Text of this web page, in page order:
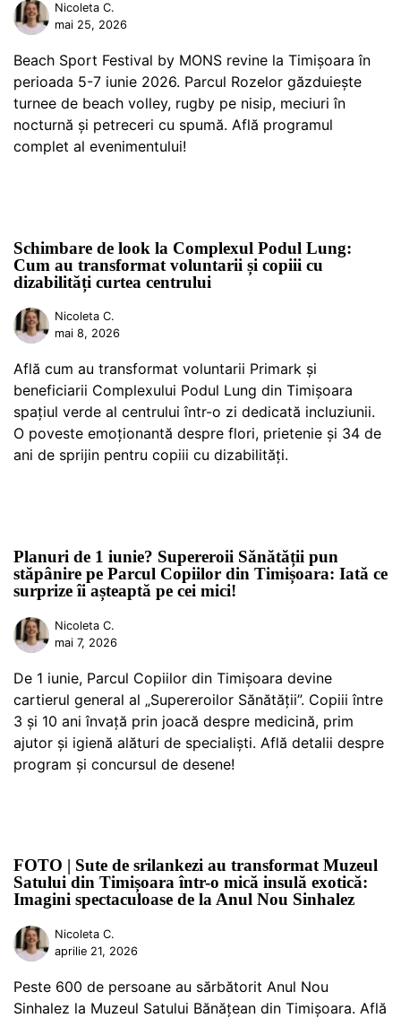
Nicoleta C.
mai 25, 2026
Beach Sport Festival by MONS revine la Timișoara în
perioada 5-7 iunie 2026. Parcul Rozelor găzduiește
turnee de beach volley, rugby pe nisip, meciuri în
nocturnă și petreceri cu spumă. Află programul
complet al evenimentului!
Schimbare de look la Complexul Podul Lung:
Cum au transformat voluntarii și copiii cu
dizabilități curtea centrului
Nicoleta C.
mai 8, 2026
Află cum au transformat voluntarii Primark și
beneficiarii Complexului Podul Lung din Timișoara
spațiul verde al centrului într-o zi dedicată incluziunii.
O poveste emoționantă despre flori, prietenie și 34 de
ani de sprijin pentru copiii cu dizabilități.
Planuri de 1 iunie? Supereroii Sănătății pun
stăpânire pe Parcul Copiilor din Timișoara: Iată ce
surprize îi așteaptă pe cei mici!
Nicoleta C.
mai 7, 2026
De 1 iunie, Parcul Copiilor din Timișoara devine
cartierul general al „Supereroilor Sănătății”. Copiii între
3 și 10 ani învață prin joacă despre medicină, prim
ajutor și igienă alături de specialiști. Află detalii despre
program și concursul de desene!
FOTO | Sute de srilankezi au transformat Muzeul
Satului din Timișoara într-o mică insulă exotică:
Imagini spectaculoase de la Anul Nou Sinhalez
Nicoleta C.
aprilie 21, 2026
Peste 600 de persoane au sărbătorit Anul Nou
Sinhalez la Muzeul Satului Bănățean din Timișoara. Află